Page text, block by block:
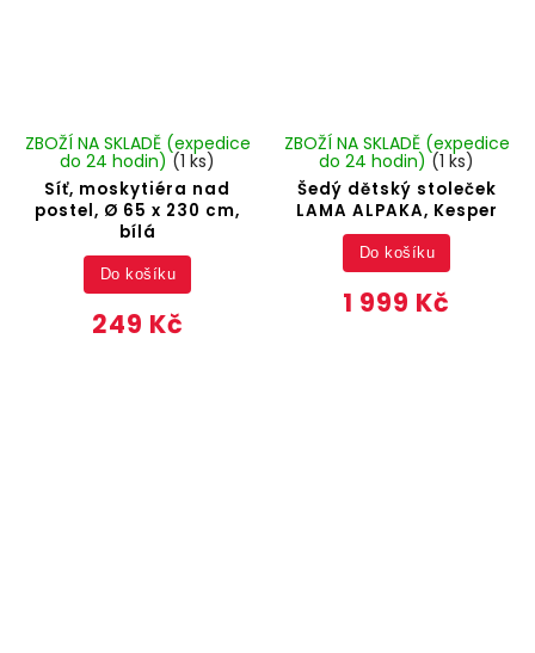
Síť, moskytiéra nad
postel, Ø 65 x 230 cm,
bílá
ZBOŽÍ NA SKLADĚ (expedice
do 24 hodin) (1 ks)
249 Kč
Do košíku
Šedý dětský stoleček
LAMA ALPAKA, Kesper
ZBOŽÍ NA SKLADĚ (expedice
do 24 hodin) (1 ks)
1 999 Kč
Do košíku